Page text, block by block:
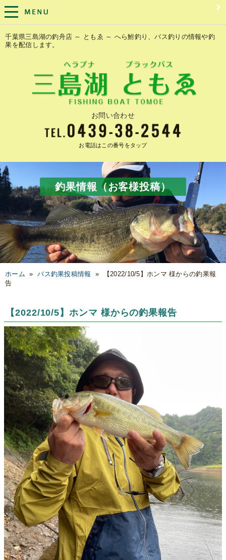
千葉県三島湖の釣舟店 ～ ともゑ ～ へら鮒釣り、バス釣りの情報や釣
果を配信します。
お問い合わせ
お電話はこの番号をタップ
釣果情報（お客様投稿）
ホーム »バス釣果投稿情報 »
【2022/10/5】ホンマ 様からの釣果報
告
【2022/10/5】ホンマ 様からの釣果報告